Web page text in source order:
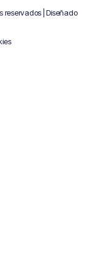
reservados | Diseñado